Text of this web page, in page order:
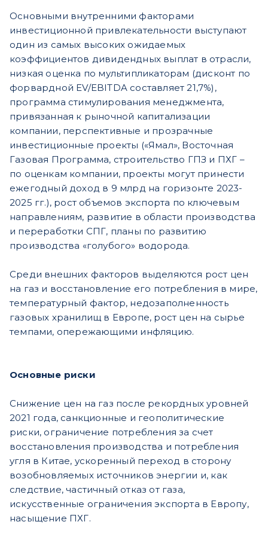
Основными внутренними факторами
инвестиционной привлекательности выступают
один из самых высоких ожидаемых
коэффициентов дивидендных выплат в отрасли,
низкая оценка по мультипликаторам (дисконт по
форвардной EV/EBITDA составляет 21,7%),
программа стимулирования менеджмента,
привязанная к рыночной капитализации
компании, перспективные и прозрачные
инвестиционные проекты («Ямал», Восточная
Газовая Программа, строительство ГПЗ и ПХГ –
по оценкам компании, проекты могут принести
ежегодный доход в 9 млрд на горизонте 2023-
2025 гг.), рост объемов экспорта по ключевым
направлениям, развитие в области производства
и переработки СПГ, планы по развитию
производства «голубого» водорода.
Среди внешних факторов выделяются рост цен
на газ и восстановление его потребления в мире,
температурный фактор, недозаполненность
газовых хранилищ в Европе, рост цен на сырье
темпами, опережающими инфляцию.
Основные риски
Снижение цен на газ после рекордных уровней
2021 года, санкционные и геополитические
риски, ограничение потребления за счет
восстановления производства и потребления
угля в Китае, ускоренный переход в сторону
возобновляемых источников энергии и, как
следствие, частичный отказ от газа,
искусственные ограничения экспорта в Европу,
насыщение ПХГ.